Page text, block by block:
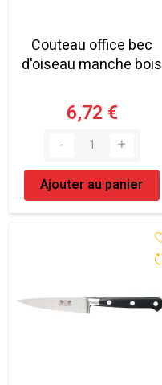
Couteau office bec
d'oiseau manche bois
6,72 €
Ajouter au panier